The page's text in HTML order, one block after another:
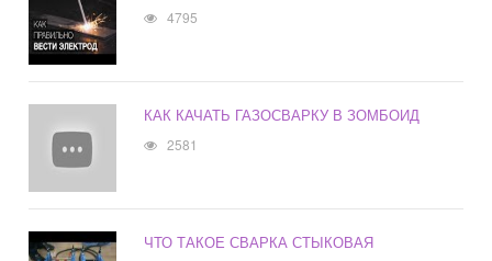
4795
КАК КАЧАТЬ ГАЗОСВАРКУ В ЗОМБОИД
2581
ЧТО ТАКОЕ СВАРКА СТЫКОВАЯ